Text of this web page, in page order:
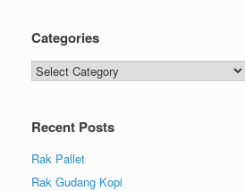
Categories
Recent Posts
Rak Pallet
Rak Gudang Kopi